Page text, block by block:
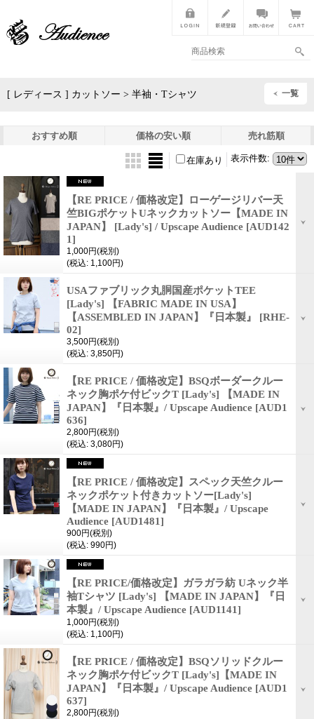
[ レディース ] カットソー > 半袖・Tシャツ 一覧
おすすめ順 価格の安い順 売れ筋順
表示件数:
在庫あり
【RE PRICE / 価格改定】ローゲージリバー天
竺BIGポケットUネックカットソー【MADE IN
JAPAN】 [Lady's] / Upscape Audience [AUD142
1]
1,000円(税別)
(税込: 1,100円)
USAファブリック丸胴国産ポケットTEE
[Lady's] 【FABRIC MADE IN USA】
【ASSEMBLED IN JAPAN】『日本製』 [RHE-
02]
3,500円(税別)
(税込: 3,850円)
【RE PRICE / 価格改定】BSQボーダークルー
ネック胸ポケ付ビックT [Lady's] 【MADE IN
JAPAN】『日本製』/ Upscape Audience [AUD1
636]
2,800円(税別)
(税込: 3,080円)
【RE PRICE / 価格改定】スペック天竺クルー
ネックポケット付きカットソー[Lady's]
【MADE IN JAPAN】『日本製』/ Upscape
Audience [AUD1481]
900円(税別)
(税込: 990円)
【RE PRICE/価格改定】ガラガラ紡 Uネック半
袖Tシャツ [Lady's] 【MADE IN JAPAN】『日
本製』/ Upscape Audience [AUD1141]
1,000円(税別)
(税込: 1,100円)
【RE PRICE / 価格改定】BSQソリッドクルー
ネック胸ポケ付ビックT [Lady's]【MADE IN
JAPAN】『日本製』/ Upscape Audience [AUD1
637]
2,800円(税別)